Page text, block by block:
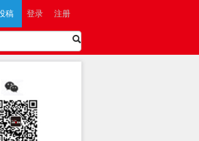
稿 登录 注册